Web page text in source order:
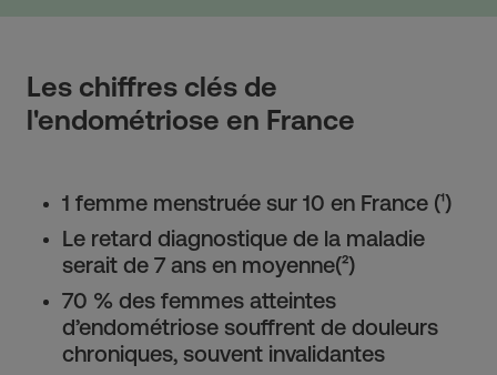
Les chiffres clés de
l'endométriose en France
1 femme menstruée sur 10 en France (¹)
Le retard diagnostique de la maladie
serait de 7 ans en moyenne(²)
70 % des femmes atteintes
d’endométriose souffrent de douleurs
chroniques, souvent invalidantes